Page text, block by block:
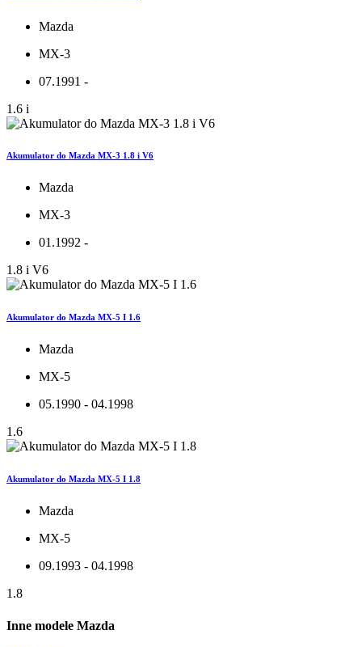
Mazda
MX-3
07.1991 -
1.6 i
Akumulator do Mazda MX-3 1.8 i V6
Mazda
MX-3
01.1992 -
1.8 i V6
Akumulator do Mazda MX-5 I 1.6
Mazda
MX-5
05.1990 - 04.1998
1.6
Akumulator do Mazda MX-5 I 1.8
Mazda
MX-5
09.1993 - 04.1998
1.8
Inne modele Mazda